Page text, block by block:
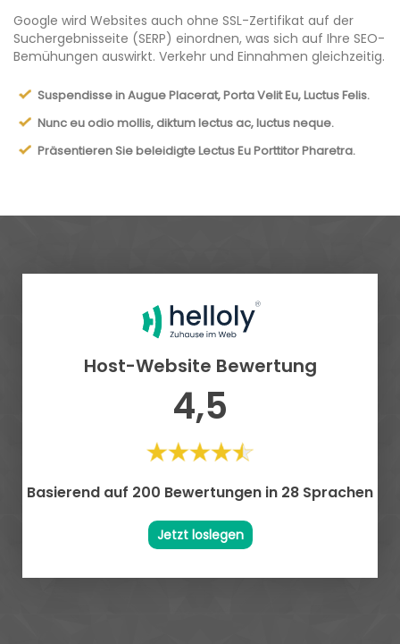
Google wird Websites auch ohne SSL-Zertifikat auf der
Suchergebnisseite (SERP) einordnen, was sich auf Ihre SEO-
Bemühungen auswirkt. Verkehr und Einnahmen gleichzeitig.
Suspendisse in Augue Placerat, Porta Velit Eu, Luctus Felis.
Nunc eu odio mollis, diktum lectus ac, luctus neque.
Präsentieren Sie beleidigte Lectus Eu Porttitor Pharetra.
Host-Website Bewertung
4,5
Basierend auf 200 Bewertungen in 28 Sprachen
Jetzt loslegen